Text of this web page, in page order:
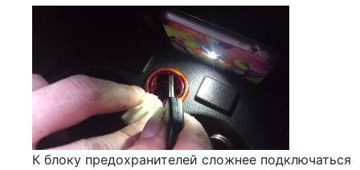
К блоку предохранителей сложнее подключаться